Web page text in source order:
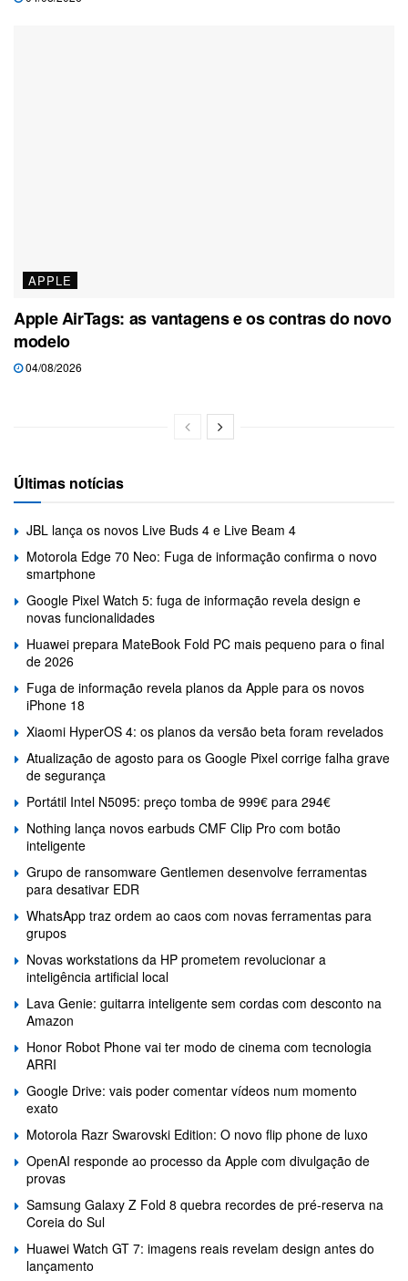
APPLE
Apple AirTags: as vantagens e os contras do novo
modelo
04/08/2026
Últimas notícias
JBL lança os novos Live Buds 4 e Live Beam 4
Motorola Edge 70 Neo: Fuga de informação confirma o novo
smartphone
Google Pixel Watch 5: fuga de informação revela design e
novas funcionalidades
Huawei prepara MateBook Fold PC mais pequeno para o final
de 2026
Fuga de informação revela planos da Apple para os novos
iPhone 18
Xiaomi HyperOS 4: os planos da versão beta foram revelados
Atualização de agosto para os Google Pixel corrige falha grave
de segurança
Portátil Intel N5095: preço tomba de 999€ para 294€
Nothing lança novos earbuds CMF Clip Pro com botão
inteligente
Grupo de ransomware Gentlemen desenvolve ferramentas
para desativar EDR
WhatsApp traz ordem ao caos com novas ferramentas para
grupos
Novas workstations da HP prometem revolucionar a
inteligência artificial local
Lava Genie: guitarra inteligente sem cordas com desconto na
Amazon
Honor Robot Phone vai ter modo de cinema com tecnologia
ARRI
Google Drive: vais poder comentar vídeos num momento
exato
Motorola Razr Swarovski Edition: O novo flip phone de luxo
OpenAI responde ao processo da Apple com divulgação de
provas
Samsung Galaxy Z Fold 8 quebra recordes de pré-reserva na
Coreia do Sul
Huawei Watch GT 7: imagens reais revelam design antes do
lançamento